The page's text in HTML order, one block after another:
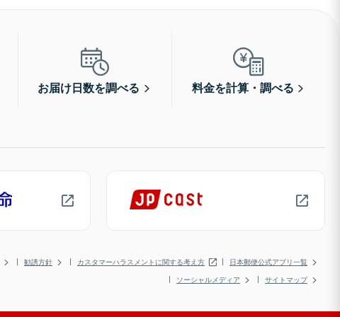
お届け日数を調べる 料金を計算・調べる
勧誘方針 カスタマーハラスメントに関する考え方
日本郵便公式アプリ一覧
ソーシャルメディア
サイトマップ